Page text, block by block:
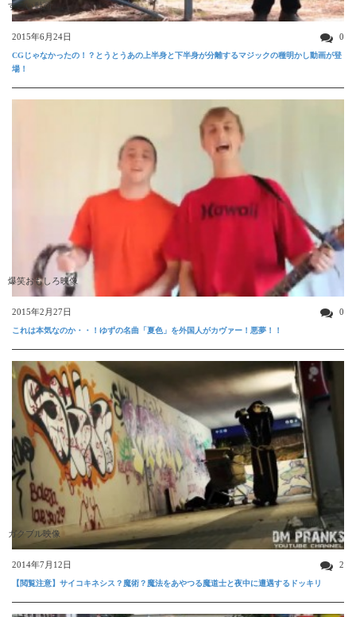
すごい動画
2015年6月24日 0
CGじゃなかったの！？とうとうあの上半身と下半身が分離するマジックの種明かし動画が登
場！
爆笑おもしろ映像
2015年2月27日 0
これは本気なのか・・！ゆずの名曲「夏色」を外国人がカヴァー！悪夢！！
ガクブル映像
2014年7月12日 2
【閲覧注意】サイコキネシス？魔術？魔法をあやつる魔道士と夜中に遭遇するドッキリ